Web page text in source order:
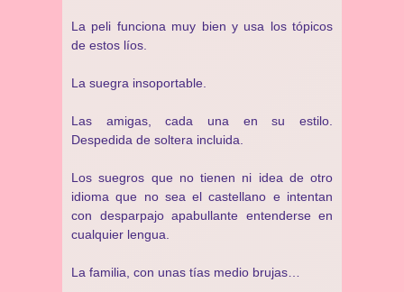
La peli funciona muy bien y usa los tópicos
de estos líos.
La suegra insoportable.
Las amigas, cada una en su estilo.
Despedida de soltera incluida.
Los suegros que no tienen ni idea de otro
idioma que no sea el castellano e intentan
con desparpajo apabullante entenderse en
cualquier lengua.
La familia, con unas tías medio brujas…